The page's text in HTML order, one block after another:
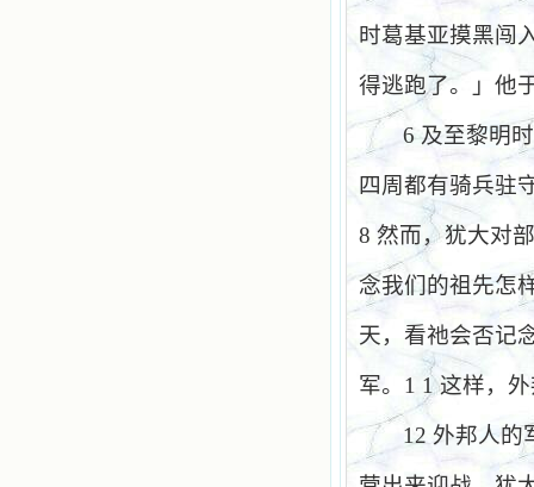
时葛基亚摸黑闯
得逃跑了。」他
6及至黎明
四周都有骑兵驻
8 然而，犹大对
念我们的祖先怎
天，看祂会否记
军。 1 1这样，
12 外邦人的